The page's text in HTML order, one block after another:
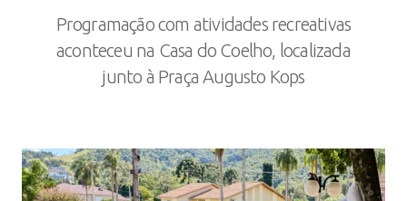
Programação com atividades recreativas
aconteceu na Casa do Coelho, localizada
junto à Praça Augusto Kops